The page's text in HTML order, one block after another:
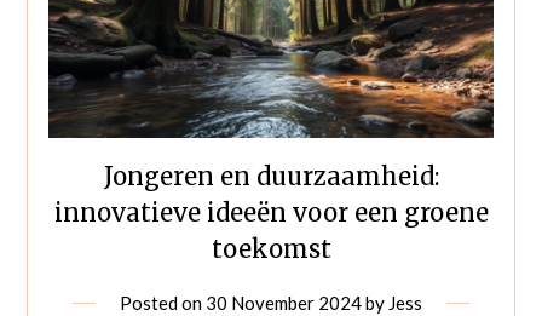
Jongeren en duurzaamheid:
innovatieve ideeën voor een groene
toekomst
Posted on 30 November 2024by Jess